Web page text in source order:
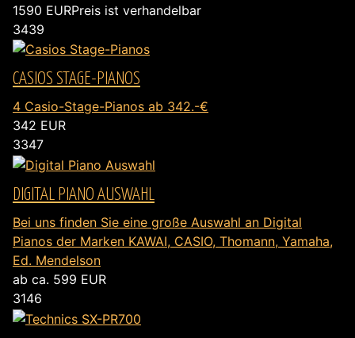
1590 EURPreis ist verhandelbar
3439
CASIOS STAGE-PIANOS
4 Casio-Stage-Pianos ab 342.-€
342 EUR
3347
DIGITAL PIANO AUSWAHL
Bei uns finden Sie eine große Auswahl an Digital
Pianos der Marken KAWAI, CASIO, Thomann, Yamaha,
Ed. Mendelson
ab ca. 599 EUR
3146